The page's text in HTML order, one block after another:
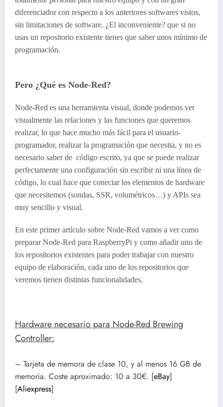
diferenciador con respecto a los anteriores softwares vistos,
sin limitaciones de software. ¿El inconveniente? que si no
usas un repositorio existente tienes que saber unos mínimo de
programación.
Pero ¿Qué es Node-Red?
Node-Red es una herramienta visual, donde podemos ver
visualmente las relaciones y las funciones que queremos
realizar, lo que hace mucho más fácil para el usuario-
programador, realizar la programación que necesita, y no es
necesario saber de código escrito, ya que se puede realizar
perfectamente una configuración sin escribir ni una línea de
código, lo cual hace que conectar los elementos de hardware
que necesitemos (sondas, SSR, volumétricos…) y APIs sea
muy sencillo y visual.
En este primer artículo sobre Node-Red vamos a ver como
preparar Node-Red para RaspberryPi y como añadir uno de
los repositorios existentes para poder trabajar con nuestro
equipo de elaboración, cada uno de los repositorios que
veremos tienen distintas funcionalidades.
Hardware necesario para Node-Red Brewing
Controller:
– Tarjeta de memora de clase 10, y al menos 16 GB de
memoria. Coste aproximado: 10 a 30€. [eBay]
[Aliexpress]